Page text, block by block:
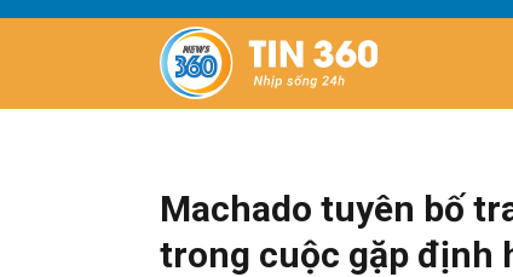
Machado tuyên bố
trong cuộc gặp định